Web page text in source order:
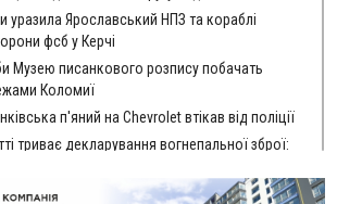
уразила Ярославський НПЗ та кораблі
фсб у Керчі
Музею писанкового розпису побачать
Коломиї
п'яний на Chevrolet втікав від поліції
триває декларування вогнепальної зброї:
прикарпатських вступників отримали